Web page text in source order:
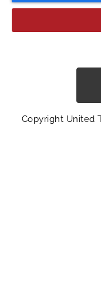
Copyright United